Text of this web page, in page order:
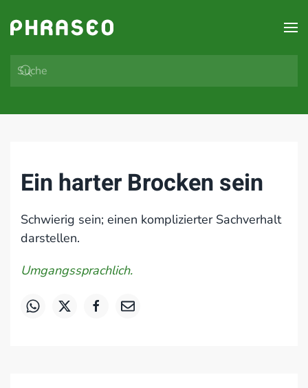
Zum Hauptinhalt springen
Ein harter Brocken sein
Schwierig sein; einen komplizierter Sachverhalt
darstellen.
Umgangssprachlich.